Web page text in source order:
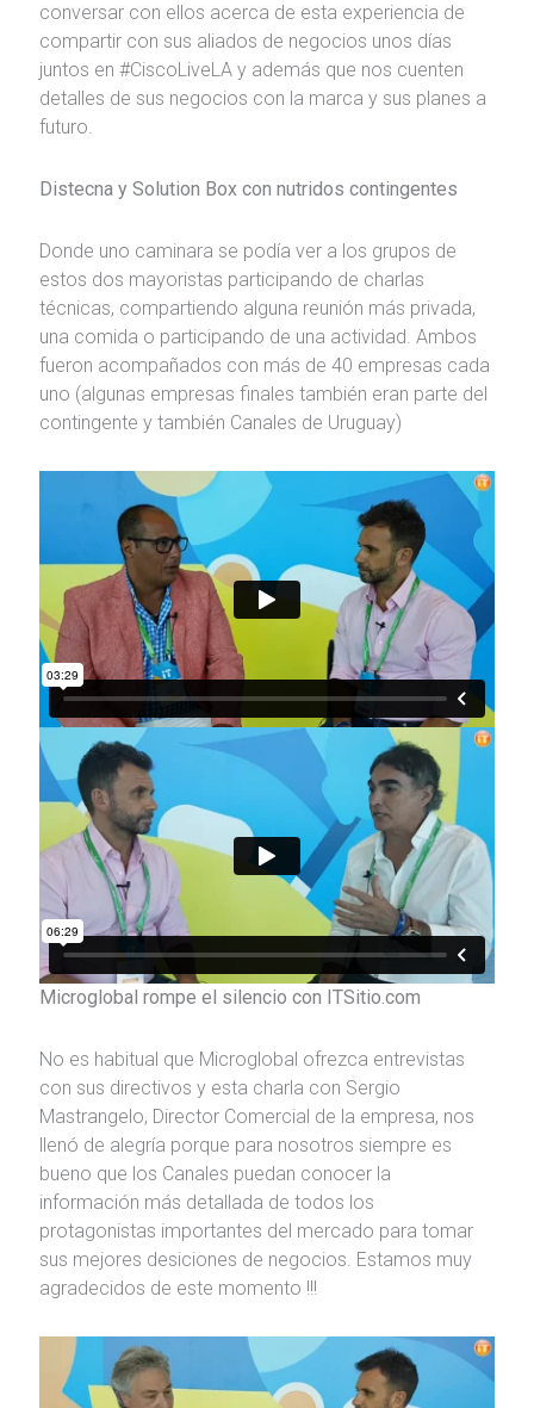
conversar con ellos acerca de esta experiencia de
compartir con sus aliados de negocios unos días
juntos en #CiscoLiveLA y además que nos cuenten
detalles de sus negocios con la marca y sus planes a
futuro.
Distecna y Solution Box con nutridos contingentes
Donde uno caminara se podía ver a los grupos de
estos dos mayoristas participando de charlas
técnicas, compartiendo alguna reunión más privada,
una comida o participando de una actividad. Ambos
fueron acompañados con más de 40 empresas cada
uno (algunas empresas finales también eran parte del
contingente y también Canales de Uruguay)
Microglobal rompe el silencio con ITSitio.com
No es habitual que Microglobal ofrezca entrevistas
con sus directivos y esta charla con Sergio
Mastrangelo, Director Comercial de la empresa, nos
llenó de alegría porque para nosotros siempre es
bueno que los Canales puedan conocer la
información más detallada de todos los
protagonistas importantes del mercado para tomar
sus mejores desiciones de negocios. Estamos muy
agradecidos de este momento !!!